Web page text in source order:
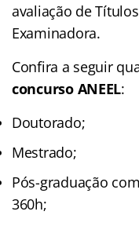
avaliação de
Examinadora.
Confira a seguir
concurso ANEEL:
Doutorado;
Mestrado;
Pós-graduação
360h;